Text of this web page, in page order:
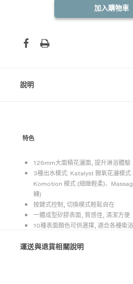
說明
特色
126mm大面積花灑面, 提升淋浴體驗
3種出水模式: Katalyst 親氧花灑模式
Komotion 模式 (細緻輕柔)、
轉)
按鍵式控制, 切換模式輕鬆自在
一體成型矽膠表面, 質感佳, 清潔方便
10種表面顏色可供選擇, 適合各種衛
運送與退貨相關說明